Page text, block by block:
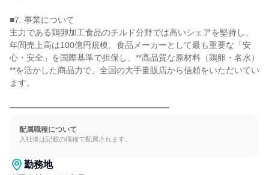
■7. 事業について
主力である鶏卵加工食品のチルド分野では高いシェアを堅持し、
年間売上高は100億円規模。食品メーカーとして最も重要な「安
心・安全」を国際基準で担保し、**高品質な原材料（鶏卵・名水）
**を活かした商品力で、全国の大手量販店から信頼をいただいてい
ます。
━━━━━━━━━━━━━━━━━━━
配属職種について
入社後は記載の職種で配属されます。
勤務地